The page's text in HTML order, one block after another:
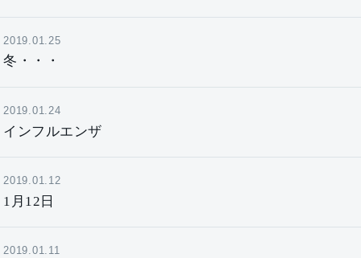
2019.01.25
冬・・・
2019.01.24
インフルエンザ
2019.01.12
1月12日
2019.01.11